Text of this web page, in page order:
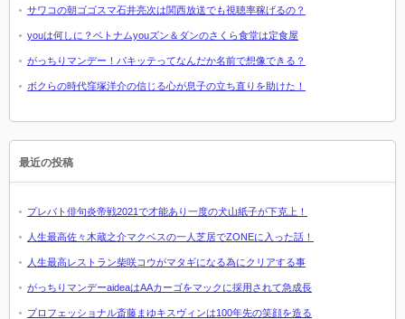
サワコの朝ゴゴスマ石井亮次は関西放送でも視聴率稼げるの？
youは何しに？ベトナムyouズン＆ダンのさくら食堂は定食屋
がっちりマンデー！パキッテってなんだか名前で想像できる？
ボクらの時代窪塚洋介の信じる心が息子の立ち直りを助けた！
最近の投稿
プレバト俳句炎帝戦2021で才能あり一度の犬山紙子が下克上！
人生最高佐々木蔵之介マクベスの一人芝居でZONEに入った話！
人生最高レストラン柴咲コウがマタギになる為にクリアする事
がっちりマンデーaideaはAAカーゴをマックに採用されて急成長
プロフェッショナル斎藤まゆキスヴィンは100年先の笑顔を造る